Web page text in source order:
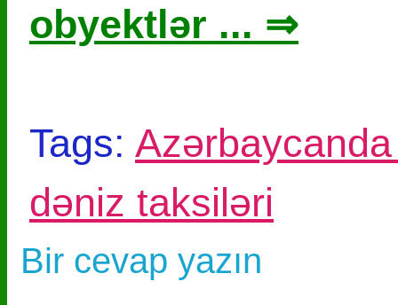
obyektlər ... ⇒
Tags:
dəniz taksiləri
Bir cevap yazın